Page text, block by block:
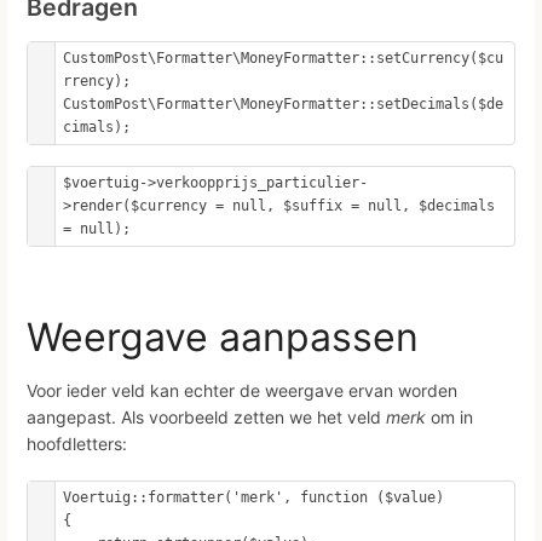
Bedragen
CustomPost\Formatter\MoneyFormatter::setCurrency($cu
rrency);
CustomPost\Formatter\MoneyFormatter::setDecimals($de
cimals);
$voertuig->verkoopprijs_particulier-
>render($currency = null, $suffix = null, $decimals
= null);
Weergave aanpassen
Voor ieder veld kan echter de weergave ervan worden
aangepast. Als voorbeeld zetten we het veld merk om in
hoofdletters:
Voertuig::formatter('merk', function ($value)
{